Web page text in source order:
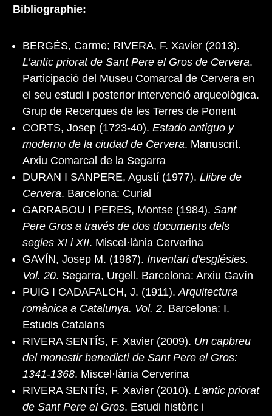
Bibliographie:
BERGÉS, Carme; RIVERA, F. Xavier (2013).
L’antic priorat de Sant Pere el Gros de Cervera.
Participació del Museu Comarcal de Cervera en
el seu estudi i posterior intervenció arqueològica.
Grup de Recerques de les Terres de Ponent
CORTS, Josep (1723-40). Estado antiguo y
moderno de la ciudad de Cervera. Manuscrit.
Arxiu Comarcal de la Segarra
DURAN I SANPERE, Agustí (1977). Llibre de
Cervera. Barcelona: Curial
GARRABOU I PERES, Montse (1984). Sant
Pere Gros a través de dos documents dels
segles XI i XII. Miscel·lània Cerverina
GAVÍN, Josep M. (1987). Inventari d'esglésies.
Vol. 20. Segarra, Urgell. Barcelona: Arxiu Gavín
PUIG I CADAFALCH, J. (1911).Arquitectura
romànica a Catalunya. Vol. 2. Barcelona: I.
Estudis Catalans
RIVERA SENTÍS, F. Xavier (2009). Un capbreu
del monestir benedictí de Sant Pere el Gros:
1341-1368. Miscel·lània Cerverina
RIVERA SENTÍS, F. Xavier (2010). L'antic priorat
de Sant Pere el Gros. Estudi històric i